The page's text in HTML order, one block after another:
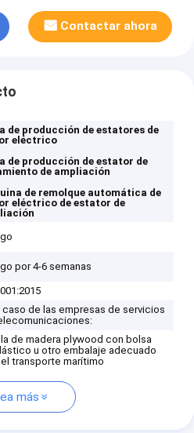
Contactar ahora
de producción de estatores de
eléctrico
de producción de estator de
de ampliación
de remolque automática de
eléctrico de estator de
por 4-6 semanas
caso de las empresas de servicios
de madera plywood con bolsa
u otro embalaje adecuado
el transporte marítimo
más